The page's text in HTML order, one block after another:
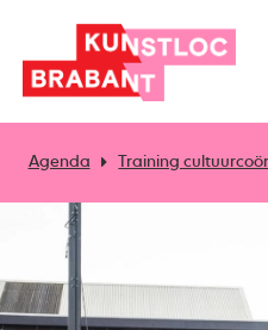
Agenda Training